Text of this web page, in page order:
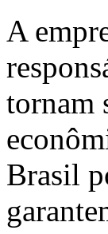
A
tornam
Brasil